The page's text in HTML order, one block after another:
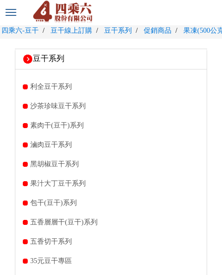
選
切
四乘六-豆干 豆干線上訂購 豆干系列 促銷商品 果凍(500公
豆干系列
利全豆干系列
沙茶珍味豆干系列
素肉干(豆干)系列
滷肉豆干系列
黑胡椒豆干系列
果汁大丁豆干系列
包干(豆干)系列
五香層層干(豆干)系列
五香切干系列
35元豆干專區